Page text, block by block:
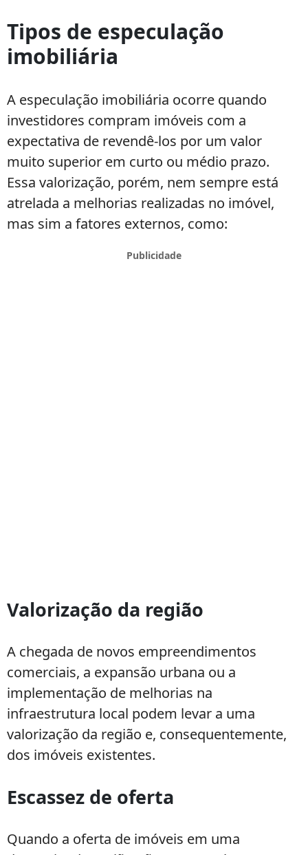
que
Especulação
Tipos de especulação
imobiliária
A especulação imobiliária ocorre quando
investidores compram imóveis com a
expectativa de revendê-los por um valor
muito superior em curto ou médio prazo.
Essa valorização, porém, nem sempre está
atrelada a melhorias realizadas no imóvel,
mas sim a fatores externos, como:
Valorização da região
A chegada de novos empreendimentos
comerciais, a expansão urbana ou a
implementação de melhorias na
infraestrutura local podem levar a uma
valorização da região e, consequentemente,
dos imóveis existentes.
Escassez de oferta
Quando a oferta de imóveis em uma